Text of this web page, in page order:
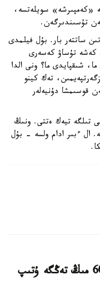
«كەمپىرشە» سويلەتسە،
تۇسىندىرگەن.
ساتتەر بار. بۇل فيلمدى
كەشە تۇساۋ كەسەرى
شىقپايدى ما؟ ونى الدا
تەك كينو
قوسىمشا دۇنيەلەر
تىلگە تيەك ەتتى. ونىڭ
ال ءبىر ادام ولسە - بۇل
استانادا 15 كىتاپ وقىپ، 600 مىڭ تەڭگە ۇتىپ